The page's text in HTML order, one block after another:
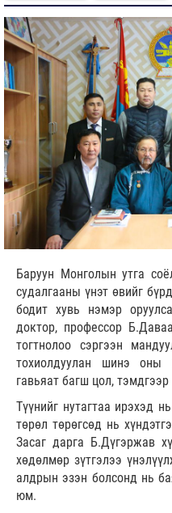
Баруун Монголын утга
судалгааны үнэт өвийг
бодит хувь нэмэр
доктор, профессор
тогтнолоо сэргээн
тохиолдуулан шинэ
гавьяат багш цол,
Түүнийг нутагтаа ирэхэд
төрөл төрөгсөд нь
Засаг дарга Б.Дүгэржав
хөдөлмөр зүтгэлээ
алдрын эзэн болсонд нь
юм.